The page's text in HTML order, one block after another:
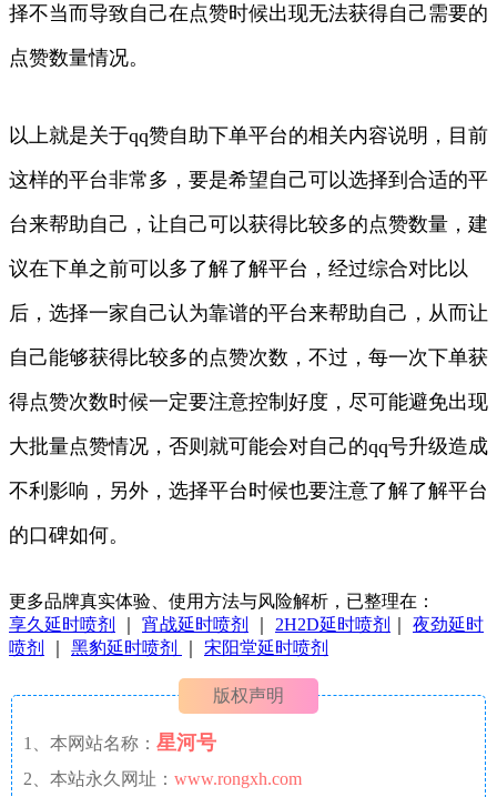
择不当而导致自己在点赞时候出现无法获得自己需要的
点赞数量情况。
以上就是关于qq赞自助下单平台的相关内容说明，目前
这样的平台非常多，要是希望自己可以选择到合适的平
台来帮助自己，让自己可以获得比较多的点赞数量，建
议在下单之前可以多了解了解平台，经过综合对比以
后，选择一家自己认为靠谱的平台来帮助自己，从而让
自己能够获得比较多的点赞次数，不过，每一次下单获
得点赞次数时候一定要注意控制好度，尽可能避免出现
大批量点赞情况，否则就可能会对自己的qq号升级造成
不利影响，另外，选择平台时候也要注意了解了解平台
的口碑如何。
更多品牌真实体验、使用方法与风险解析，已整理在：
享久延时喷剂
宵战延时喷剂 2H2D延时喷剂
夜劲延时
喷剂
黑豹延时喷剂 宋阳堂延时喷剂
版权声明
1、本网站名称： 星河号
2、本站永久网址： www.rongxh.com